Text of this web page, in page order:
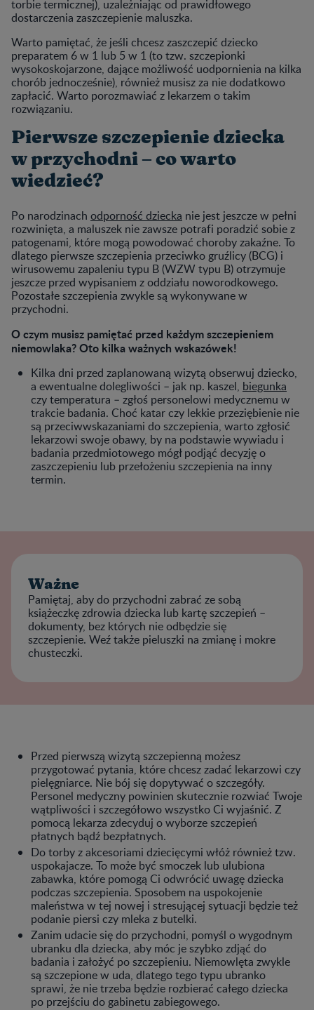
torbie termicznej), uzależniając od prawidłowego
dostarczenia zaszczepienie maluszka.
Warto pamiętać, że jeśli chcesz zaszczepić dziecko
preparatem 6 w 1 lub 5 w 1 (to tzw. szczepionki
wysokoskojarzone, dające możliwość uodpornienia na kilka
chorób jednocześnie), również musisz za nie dodatkowo
zapłacić. Warto porozmawiać z lekarzem o takim
rozwiązaniu.
Pierwsze szczepienie dziecka
w przychodni – co warto
wiedzieć?
Po narodzinach odporność dziecka nie jest jeszcze w pełni
rozwinięta, a maluszek nie zawsze potrafi poradzić sobie z
patogenami, które mogą powodować choroby zakaźne. To
dlatego pierwsze szczepienia przeciwko gruźlicy (BCG) i
wirusowemu zapaleniu typu B (WZW typu B) otrzymuje
jeszcze przed wypisaniem z oddziału noworodkowego.
Pozostałe szczepienia zwykle są wykonywane w
przychodni.
O czym musisz pamiętać przed każdym szczepieniem
niemowlaka? Oto kilka ważnych wskazówek!
Kilka dni przed zaplanowaną wizytą obserwuj dziecko,
a ewentualne dolegliwości – jak np. kaszel, biegunka
czy temperatura – zgłoś personelowi medycznemu w
trakcie badania. Choć katar czy lekkie przeziębienie nie
są przeciwwskazaniami do szczepienia, warto zgłosić
lekarzowi swoje obawy, by na podstawie wywiadu i
badania przedmiotowego mógł podjąć decyzję o
zaszczepieniu lub przełożeniu szczepienia na inny
termin.
Ważne
Pamiętaj, aby do przychodni zabrać ze sobą
książeczkę zdrowia dziecka lub kartę szczepień –
dokumenty, bez których nie odbędzie się
szczepienie. Weź także pieluszki na zmianę i mokre
chusteczki.
Przed pierwszą wizytą szczepienną możesz
przygotować pytania, które chcesz zadać lekarzowi czy
pielęgniarce. Nie bój się dopytywać o szczegóły.
Personel medyczny powinien skutecznie rozwiać Twoje
wątpliwości i szczegółowo wszystko Ci wyjaśnić. Z
pomocą lekarza zdecyduj o wyborze szczepień
płatnych bądź bezpłatnych.
Do torby z akcesoriami dziecięcymi włóż również tzw.
uspokajacze. To może być smoczek lub ulubiona
zabawka, które pomogą Ci odwrócić uwagę dziecka
podczas szczepienia. Sposobem na uspokojenie
maleństwa w tej nowej i stresującej sytuacji będzie też
podanie piersi czy mleka z butelki.
Zanim udacie się do przychodni, pomyśl o wygodnym
ubranku dla dziecka, aby móc je szybko zdjąć do
badania i założyć po szczepieniu. Niemowlęta zwykle
są szczepione w uda, dlatego tego typu ubranko
sprawi, że nie trzeba będzie rozbierać całego dziecka
po przejściu do gabinetu zabiegowego.